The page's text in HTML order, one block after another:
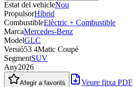
Estat del vehicleNou
PropulsorHíbrid
CombustibleElèctric + Combustible
MarcaMercedes-Benz
ModelGLC
Versió53 4Matic Coupé
SegmentSUV
Any2026
Afegir a favorits Veure fitxa PDF